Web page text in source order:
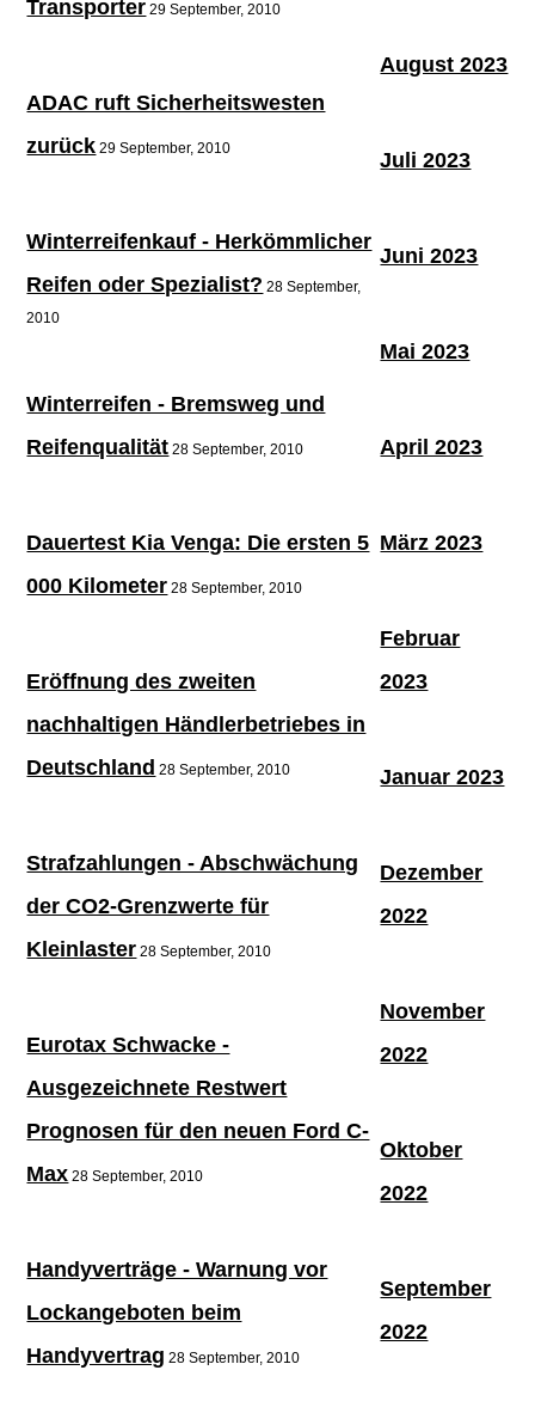
Transporter 29 September, 2010
ADAC ruft Sicherheitswesten
zurück 29 September, 2010
Winterreifenkauf - Herkömmlicher
Reifen oder Spezialist? 28 September,
2010
Winterreifen - Bremsweg und
Reifenqualität 28 September, 2010
Dauertest Kia Venga: Die ersten 5
000 Kilometer 28 September, 2010
Eröffnung des zweiten
nachhaltigen Händlerbetriebes in
Deutschland 28 September, 2010
Strafzahlungen - Abschwächung
der CO2-Grenzwerte für
Kleinlaster 28 September, 2010
Eurotax Schwacke -
Ausgezeichnete Restwert
Prognosen für den neuen Ford C-
Max 28 September, 2010
Handyverträge - Warnung vor
Lockangeboten beim
Handyvertrag 28 September, 2010
August 2023
Juli 2023
Juni 2023
Mai 2023
April 2023
März 2023
Februar
2023
Januar 2023
Dezember
2022
November
2022
Oktober
2022
September
2022